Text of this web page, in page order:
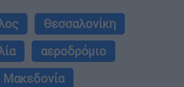
Θεσσαλονίκη
αεροδρόμιο
Μακεδονία